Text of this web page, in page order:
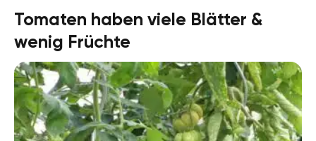
Tomaten haben viele Blätter &
wenig Früchte